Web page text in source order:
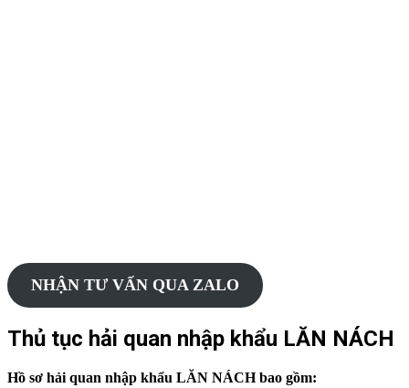
NHẬN TƯ VẤN QUA ZALO
Thủ tục hải quan nhập khẩu LĂN NÁCH
Hồ sơ hải quan nhập khẩu LĂN NÁCH bao gồm: